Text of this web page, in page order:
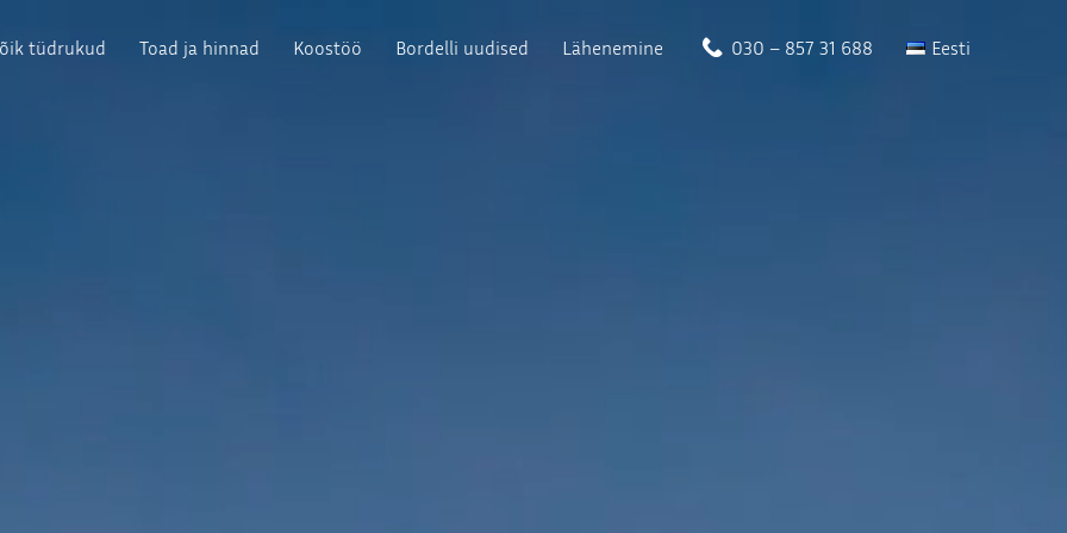
tüdrukud Toad ja hinnad Koostöö Bordelli uudised Lähenemine 030 – 857 31 688 Eesti